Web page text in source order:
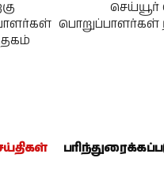
செய்யூர்
பொறுப்பாளர்கள்